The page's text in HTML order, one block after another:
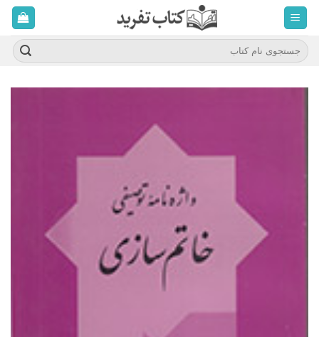
محتوا
برویدجستجو
برای: